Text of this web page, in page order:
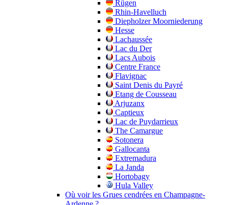
Rügen
Rhin-Havelluch
Diepholzer Moorniederung
Hesse
Lachaussée
Lac du Der
Lacs Aubois
Centre France
Flavignac
Saint Denis du Payré
Etang de Cousseau
Arjuzanx
Captieux
Lac de Puydarrieux
The Camargue
Sotonera
Gallocanta
Extremadura
La Janda
Hortobagy
Hula Valley
Où voir les Grues cendrées en Champagne-